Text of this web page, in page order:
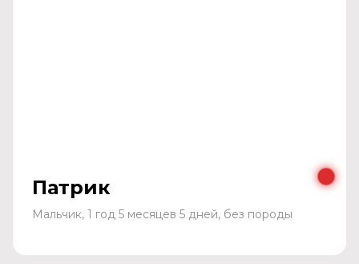
Патрик
Мальчик, 1 год 5 месяцев 5 дней, без породы